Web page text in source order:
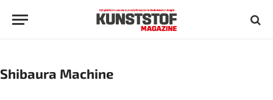
Shibaura Machine